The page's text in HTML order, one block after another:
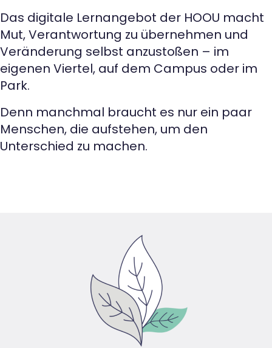
Das digitale Lernangebot der HOOU macht
Mut, Verantwortung zu übernehmen und
Veränderung selbst anzustoßen – im
eigenen Viertel, auf dem Campus oder im
Park.
Denn manchmal braucht es nur ein paar
Menschen, die aufstehen, um den
Unterschied zu machen.